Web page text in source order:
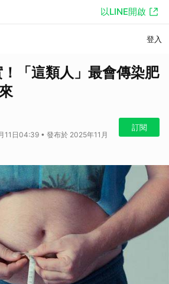
以LINE開啟
登入
「這類人」最會傳染肥
11日04:39 • 發布於 2025年11月
訂閱